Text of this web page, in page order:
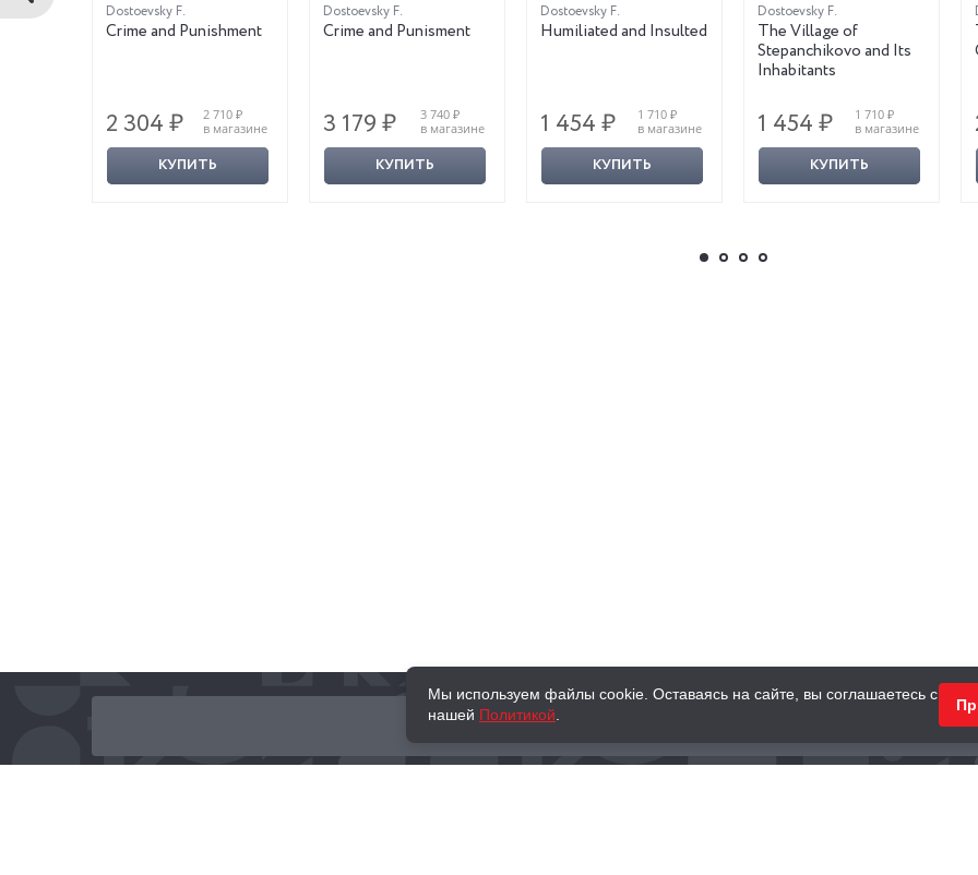
Dostoevsky F.
Crime and Punishment
2 304 ₽
2 710 ₽
в магазине
КУПИТЬ
Dostoevsky F.
Crime and Punisment
3 179 ₽
3 740 ₽
в магазине
КУПИТЬ
Dostoevsky F.
Humiliated and Insulted
1 454 ₽
1 710 ₽
в магазине
КУПИТЬ
Dostoevsky F.
The Village of
Stepanchikovo and Its
Inhabitants
1 454 ₽
1 710 ₽
в магазине
КУПИТЬ
КНИГИ ПОДАРКИ
Мы используем файлы cookie. Оставаясь на сайте, вы соглашаетесь с
нашей Политикой